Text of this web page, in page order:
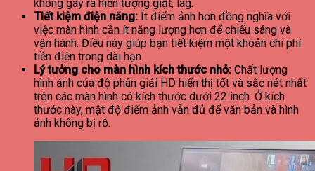
không gây ra hiện tượng giật, lag.
Tiết kiệm điện năng: Ít điểm ảnh hơn đồng nghĩa với
việc màn hình cần ít năng lượng hơn để chiếu sáng và
vận hành. Điều này giúp bạn tiết kiệm một khoản chi phí
tiền điện trong dài hạn.
Lý tưởng cho màn hình kích thước nhỏ: Chất lượng
hình ảnh của độ phân giải HD hiển thị tốt và sắc nét nhất
trên các màn hình có kích thước dưới 22 inch. Ở kích
thước này, mật độ điểm ảnh vẫn đủ để văn bản và hình
ảnh không bị rỗ.